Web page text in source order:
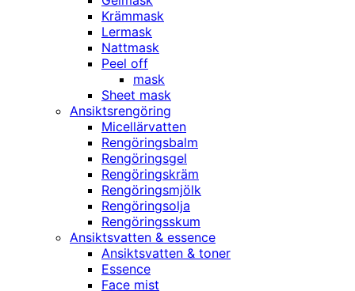
Krämmask
Lermask
Nattmask
Peel off
mask
Sheet mask
Ansiktsrengöring
Micellärvatten
Rengöringsbalm
Rengöringsgel
Rengöringskräm
Rengöringsmjölk
Rengöringsolja
Rengöringsskum
Ansiktsvatten & essence
Ansiktsvatten & toner
Essence
Face mist